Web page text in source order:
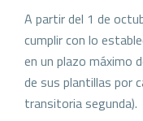
A partir del 1 de
cumplir con lo
en un plazo máximo
de sus plantillas por
transitoria segunda).